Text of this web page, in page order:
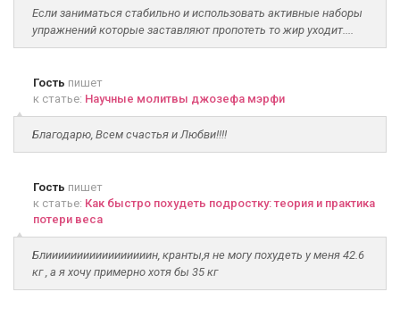
Если заниматься стабильно и использовать активные наборы
упражнений которые заставляют пропотеть то жир уходит....
Гость пишет
к статье: Научные молитвы джозефа мэрфи
Благодарю, Всем счастья и Любви!!!!
Гость пишет
к статье: Как быстро похудеть подростку: теория и практика
потери веса
Блииииииииииииииииин, кранты,я не могу похудеть у меня 42.6
кг , а я хочу примерно хотя бы 35 кг